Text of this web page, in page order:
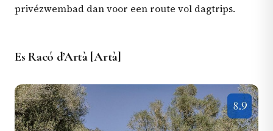
privézwembad dan voor een route vol dagtrips.
Es Racó d’Artà [Artà]